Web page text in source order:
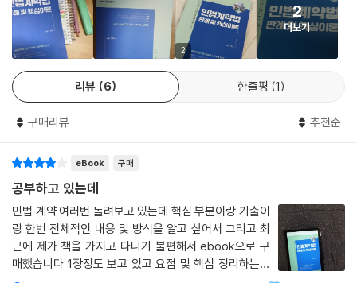
2
2
더보기
리뷰 6 한줄평 1
구매리뷰 추천순
eBook 구매
공부하고 있는데
민법 계약 여러번 돌려보고 있는데 핵심 부분이랑 기출이
랑 한번 전체적인 내용 및 방식을 알고 싶어서 그리고 최
근에 제가 책을 가지고 다니기 불편해서 ebook으로 구
매했습니다 1장정도 보고 있고 요점 및 핵심 정리하는데